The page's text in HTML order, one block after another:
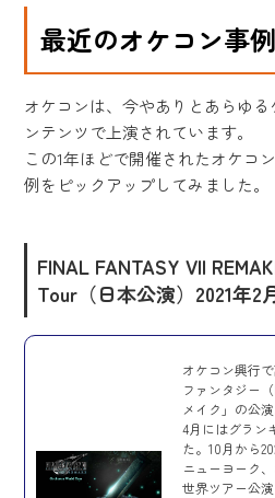
最近のオケコン事
オケコンは、今やありとあらゆ
ンテンツで上演されています。
この1年ほどで開催されたオケコ
例をピックアップしてみました。
FINAL FANTASY VII
Tour （日本公演）2021年2
オケコン興行
ファンタジー
メイク」の公
4月にはグラン
た。10月から
ニューヨーク
世界ツアー公